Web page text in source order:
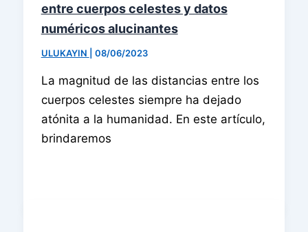
entre cuerpos celestes y datos
numéricos alucinantes
ULUKAYIN 08/06/2023
La magnitud de las distancias entre los
cuerpos celestes siempre ha dejado
atónita a la humanidad. En este artículo,
brindaremos